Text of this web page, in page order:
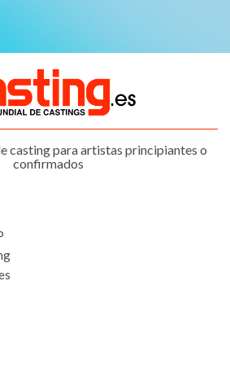
casting para artistas principiantes o
confirmados